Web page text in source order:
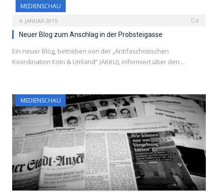
MEDIENSCHAU
4. JANUAR 2015 0
Neuer Blog zum Anschlag in der Probsteigasse
Ein neuer Blog, betrieben von der „Antifaschistischen
Koordination Köln & Umland“ (AKKU), informiert über den…
MEDIENSCHAU